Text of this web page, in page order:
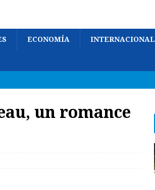
ECONOMÍA INTERNACIONAL
un romance